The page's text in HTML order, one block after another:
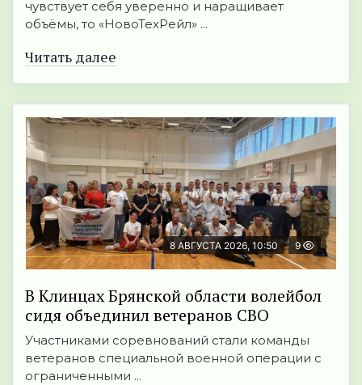
чувствует себя уверенно и наращивает
объёмы, то «НовоТехРейл» ...
Читать далее
8 АВГУСТА 2026, 10:50 9
В Клинцах Брянской области волейбол
сидя объединил ветеранов СВО
Участниками соревнований стали команды
ветеранов специальной военной операции с
ограниченными ...